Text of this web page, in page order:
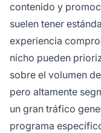
contenido y
suelen tener
experiencia
nicho pueden
sobre el volumen
pero altamente
un gran tráfico
programa